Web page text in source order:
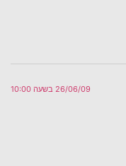
26/06/09 בשעה 10:00